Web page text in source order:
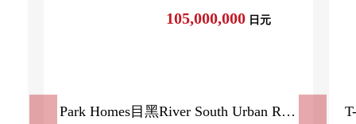
Park Homes目黑River South Urban Residence
105,000,000 日元